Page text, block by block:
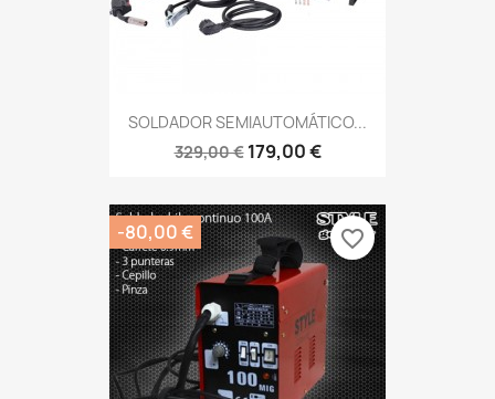
SOLDADOR SEMIAUTOMÁTICO...
329,00 € 179,00 €
-80,00 € favorite_border